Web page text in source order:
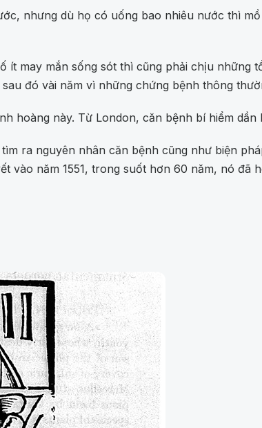
nhưng dù họ có uống bao nhiêu nước thì
may mắn sống sót thì cũng phải chịu những
đó vài năm vì những chứng bệnh thông
hoàng này. Từ London, căn bệnh bí hiểm
ra nguyên nhân căn bệnh cũng như biện
vào năm 1551, trong suốt hơn 60 năm, nó đã